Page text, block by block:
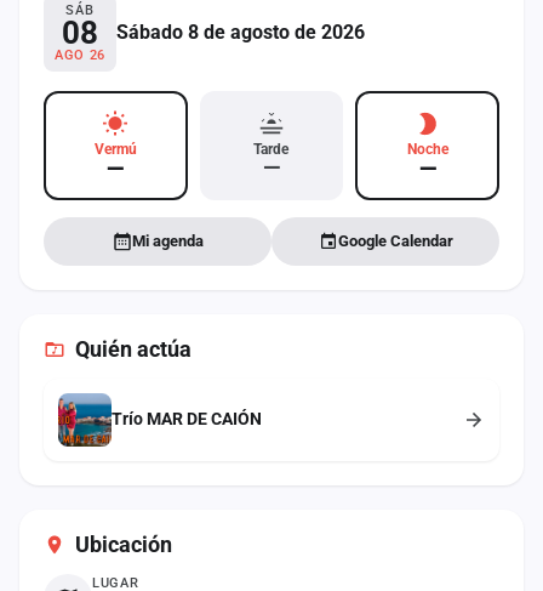
Ubicación
LUGAR
SÁB
08
AGO 26
Sábado 8 de agosto de 2026
Vermú
—
Tarde
—
Noche
—
Mi agenda Google Calendar
Quién actúa
Trío MAR DE CAIÓN
Contacto